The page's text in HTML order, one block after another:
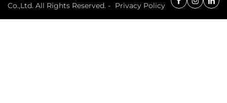
Co.,Ltd. All Rights Reserved. - Privacy Policy